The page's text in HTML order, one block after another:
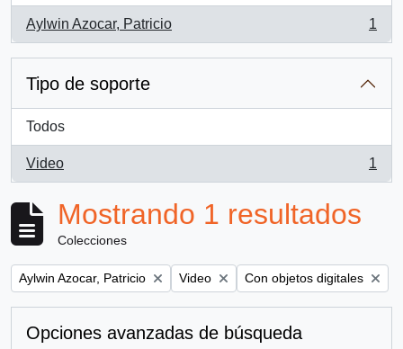
Aylwin Azocar, Patricio
, 1 resultados
1
Tipo de soporte
Todos
Video
, 1 resultados
1
Mostrando 1 resultados
Colecciones
Remove filter:
Aylwin Azocar, Patricio Remove filter:
Video Remove filter:
Con objetos digitales
Opciones avanzadas de búsqueda